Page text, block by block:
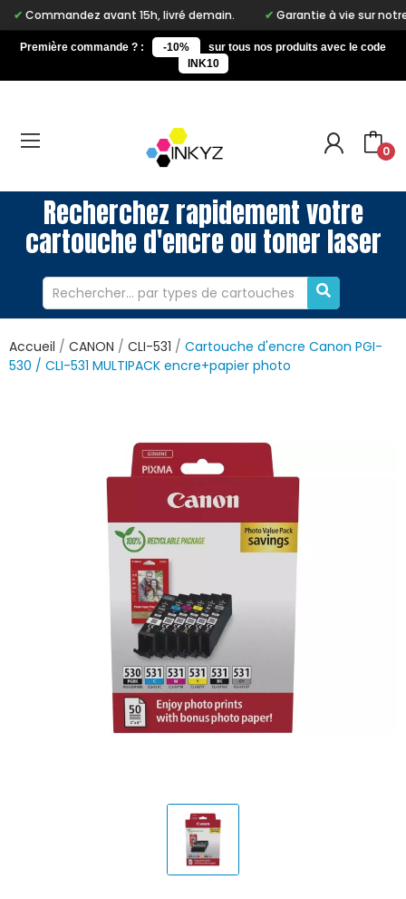
avant 15h, livré demain. Garantie à vie sur notre
Première commande ? : -10%
sur tous nos produits avec le code
INK10
0
Recherchez rapidement votre
cartouche d'encre ou toner laser
Accueil CANON CLI-531
Cartouche d'encre Canon PGI-
530 / CLI-531 MULTIPACK encre+papier photo